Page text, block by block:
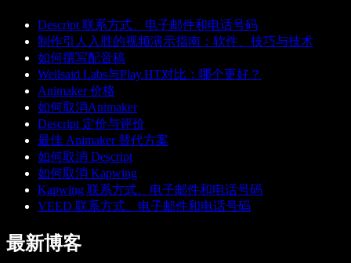
Descript 联系方式、电子邮件和电话号码
制作引人入胜的视频演示指南：软件、技巧与技术
如何撰写配音稿
Wellsaid Labs与Play.HT对比：哪个更好？
Animaker 价格
如何取消Animaker
Descript 定价与评价
最佳 Animaker 替代方案
如何取消 Descript
如何取消 Kapwing
Kapwing 联系方式、电子邮件和电话号码
VEED 联系方式、电子邮件和电话号码
最新博客